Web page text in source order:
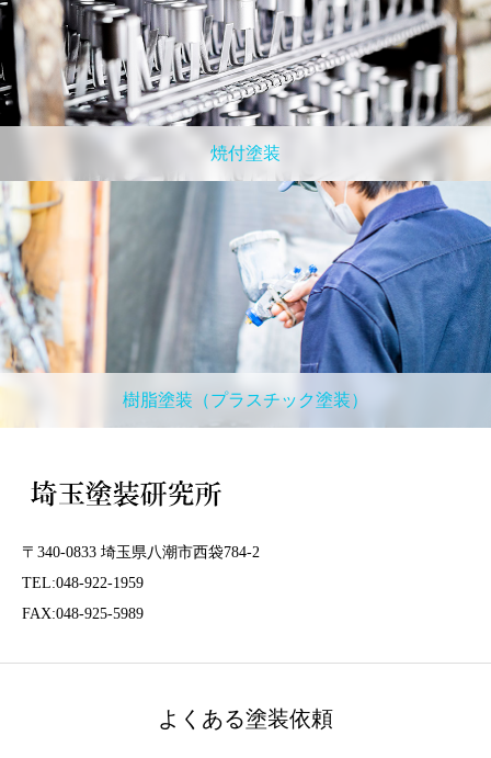
焼付塗装
樹脂塗装（プラスチック塗装）
〒340-0833 埼玉県八潮市西袋784-2
TEL:048-922-1959
FAX:048-925-5989
よくある塗装依頼